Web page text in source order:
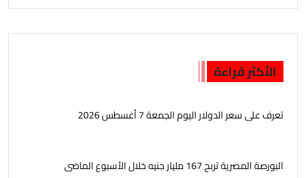
الأكثر قراءة
تعرف على سعر الدولار اليوم الجمعة 7 أغسطس 2026
البورصة المصرية تربح 167 مليار جنيه خلال الأسبوع الماضى